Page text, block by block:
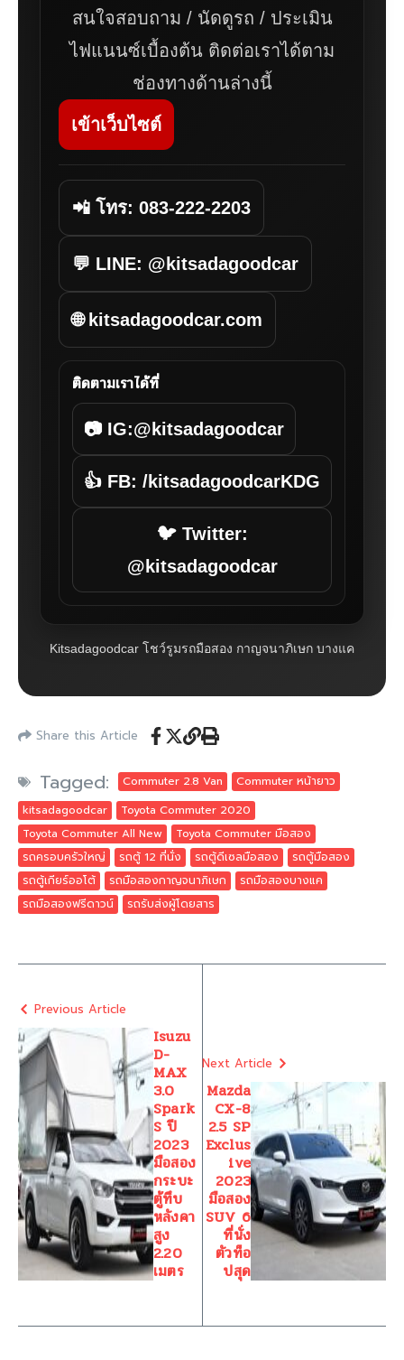
สนใจสอบถาม / นัดดูรถ / ประเมิน
ไฟแนนซ์เบื้องต้น ติดต่อเราได้ตาม
ช่องทางด้านล่างนี้
เข้าเว็บไซต์
📲 โทร: 083-222-2203
💬 LINE: @kitsadagoodcar
🌐 kitsadagoodcar.com
ติดตามเราได้ที่
📷 IG:@kitsadagoodcar
👍 FB: /kitsadagoodcarKDG
🐦 Twitter:
@kitsadagoodcar
Kitsadagoodcar โชว์รูมรถมือสอง กาญจนาภิเษก บางแค
Share this Article
Tagged: Commuter 2.8 Van
Commuter หน้ายาว
kitsadagoodcar
Toyota Commuter 2020
Toyota Commuter All New
Toyota Commuter มือสอง
รถครอบครัวใหญ่
รถตู้ 12 ที่นั่ง รถตู้ดีเซลมือสอง
รถตู้มือสอง
รถตู้เกียร์ออโต้
รถมือสองกาญจนาภิเษก
รถมือสองบางแค
รถมือสองฟรีดาวน์
รถรับส่งผู้โดยสาร
Previous Article
Isuzu
D-
MAX
3.0
Spark
S ปี
2023
มือสอง
กระบะ
ตู้ทึบ
หลังคา
สูง
2.20
เมตร
Next Article
Mazda
CX-8
2.5 SP
Exclus
ive
2023
มือสอง
SUV 6
ที่นั่ง
ตัวท็อ
ปสุด